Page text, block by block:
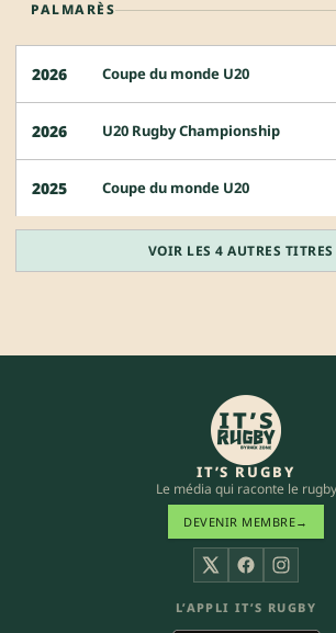
PALMARÈS
2026 Coupe du monde U20
2026 U20 Rugby Championship
2025 Coupe du monde U20
VOIR LES 4 AUTRES TITRES
IT’S RUGBY
Le média qui raconte le rugby
DEVENIR MEMBRE→
X Facebook
L’APPLI IT’S RUGBY